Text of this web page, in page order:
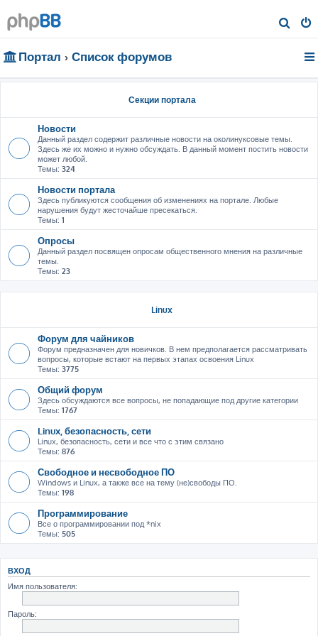
о
Портал Список форумов
Секции портала
Новости
Данный раздел содержит различные новости на околинуксовые темы.
Здесь же их можно и нужно обсуждать. В данный момент постить новости
может любой.
Темы: 324
Новости портала
Здесь публикуются сообщения об изменениях на портале. Любые
нарушения будут жесточайше пресекаться.
Темы: 1
Опросы
Данный раздел посвящен опросам общественного мнения на различные
темы.
Темы: 23
Linux
Форум для чайников
Форум предназначен для новичков. В нем предполагается рассматривать
вопросы, которые встают на первых этапах освоения Linux
Темы: 3775
Общий форум
Здесь обсуждаются все вопросы, не попадающие под другие категории
Темы: 1767
Linux, безопасность, сети
Linux, безопасность, сети и все что с этим связано
Темы: 876
Свободное и несвободное ПО
Windows и Linux, а также все на тему (не)свободы ПО.
Темы: 198
Программирование
Все о программировании под *nix
Темы: 505
ВХОД
Имя пользователя:
Пароль: